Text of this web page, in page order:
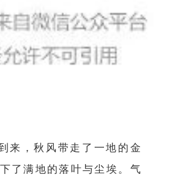
来，秋风带走了一地的金
了满地的落叶与尘埃。气